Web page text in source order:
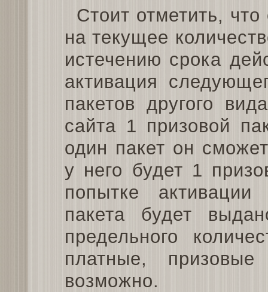
Стоит отметить, что
на текущее
истечению срока
активация
пакетов другого
сайта 1 призовой
один пакет он
у него будет 1
попытке активации
пакета будет
предельного
платные,
возможно.